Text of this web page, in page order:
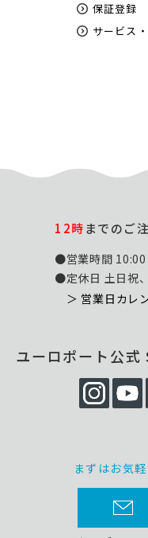
保証登録
サービス
12時までのご
●営業時間 10:00
●定休日 土日祝
＞ 営業日カレ
ユーロポート公式
まずはお気